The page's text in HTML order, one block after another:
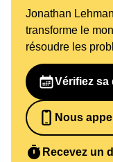
Jonathan
transforme le
résoudre les
Vérifiez
Nous
Recevez un